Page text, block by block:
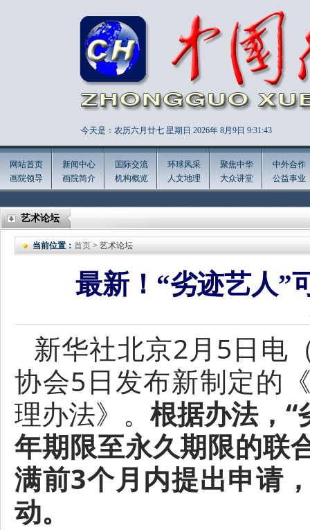
今天是：农历六月廿七 星期日 2026年 8月9日 9:31:45
网站首页
画院领导
新闻中心
画院简介
国际交流
机构概览
环球风采
人文地理
聚焦中华
大众讲堂
中外合作
公益事业
艺术论坛
当前位置： 首页 > 艺术论坛
最新！“劣迹艺人”
新华社北京2月5日电
协会5日发布新制定的
理办法》。根据办法，“
年期限至永久期限的联
满前3个月内提出申请
动。